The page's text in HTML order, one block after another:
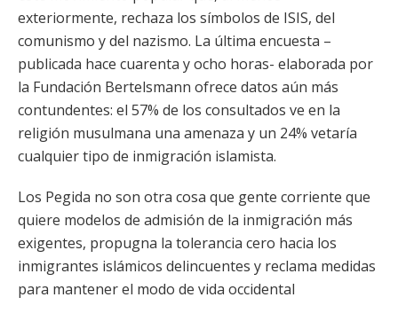
exteriormente, rechaza los símbolos de ISIS, del
comunismo y del nazismo. La última encuesta –
publicada hace cuarenta y ocho horas- elaborada por
la Fundación Bertelsmann ofrece datos aún más
contundentes: el 57% de los consultados ve en la
religión musulmana una amenaza y un 24% vetaría
cualquier tipo de inmigración islamista.
Los Pegida no son otra cosa que gente corriente que
quiere modelos de admisión de la inmigración más
exigentes, propugna la tolerancia cero hacia los
inmigrantes islámicos delincuentes y reclama medidas
para mantener el modo de vida occidental